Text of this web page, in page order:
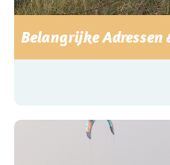
Belangrijke Adressen